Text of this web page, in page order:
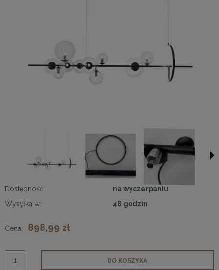
Dostępność:
na wyczerpaniu
Wysyłka w:
48 godzin
Cena: 898,99 zł
DO KOSZYKA